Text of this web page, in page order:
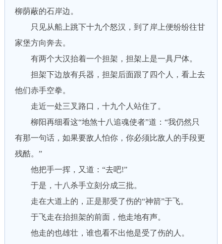
柳荫蔽的石岸边。
只见从船上跳下十九个怒汉，到了岸上便纷纷往甘
家堡方向奔去。
有两个大汉抬着一个担架，担架上是一具尸体。
担架下边放有兵器，担架后面跟了四个人，看上去
他们赤手空拳。
走近一处三叉路口，十九个人站住了。
柳阳再细看这“地煞十八追魂使者”道：“我仍然只
有那一句话，如果要敌人怕你，你必须比敌人的手段更
残酷。”
他把手一挥，又道：“去吧!”
于是，十八杀手立刻分成三批。
走在大道上的，正是那受了伤的“神箭”于飞。
于飞走在抬担架的前面，他走地有声。
他走的也雄壮，谁也看不出他是受了伤的人。